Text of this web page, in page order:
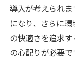
導入が考えられ
になり、さらに
の快適さを追求
の心配りが必要で